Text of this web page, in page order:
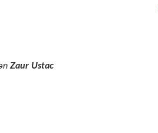
Zaur Ustac